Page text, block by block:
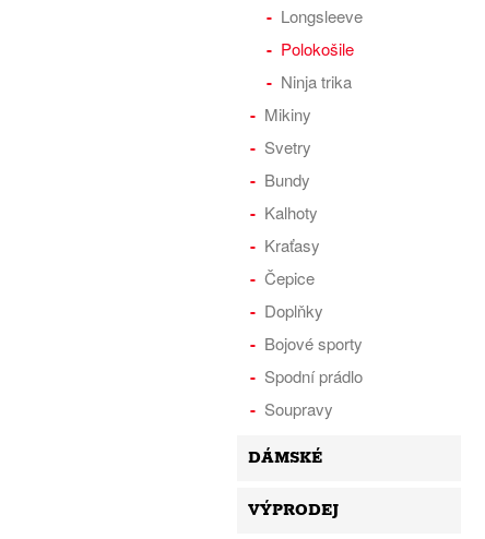
Longsleeve
Polokošile
Ninja trika
Mikiny
Svetry
Bundy
Kalhoty
Kraťasy
Čepice
Doplňky
Bojové sporty
Spodní prádlo
Soupravy
DÁMSKÉ
VÝPRODEJ